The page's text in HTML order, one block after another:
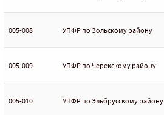
005-008 УПФР по Зольскому району
005-009 УПФР по Черекскому району
005-010 УПФР по Эльбрусскому району